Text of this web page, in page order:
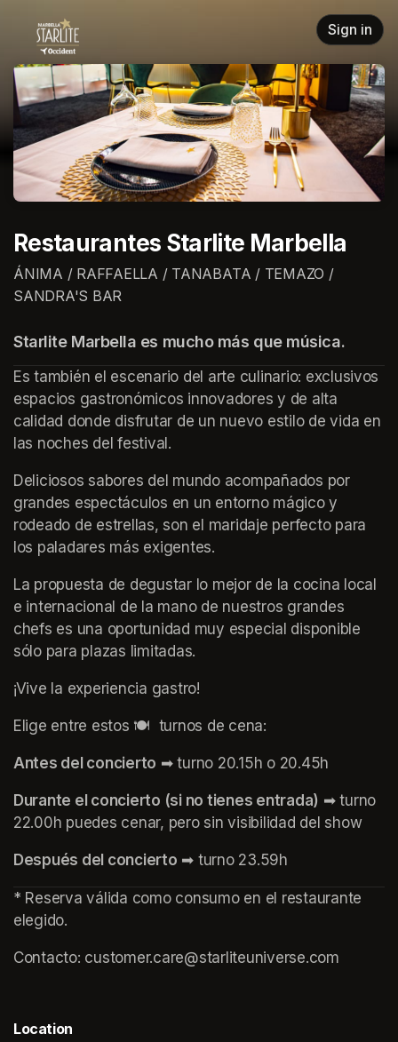
Sign in
Restaurantes Starlite Marbella
ÁNIMA / RAFFAELLA / TANABATA / TEMAZO /
SANDRA'S BAR
Starlite Marbella es mucho más que música.
Es también el escenario del arte culinario: exclusivos
espacios gastronómicos innovadores y de alta
calidad donde disfrutar de un nuevo estilo de vida en
las noches del festival.
Deliciosos sabores del mundo acompañados por
grandes espectáculos en un entorno mágico y
rodeado de estrellas, son el maridaje perfecto para
los paladares más exigentes.
La propuesta de degustar lo mejor de la cocina local
e internacional de la mano de nuestros grandes
chefs es una oportunidad muy especial disponible
sólo para plazas limitadas.
¡Vive la experiencia gastro!
Elige entre estos 🍽️  turnos de cena:
Antes del concierto ➡ turno 20.15h o 20.45h
Durante el concierto (si no tienes entrada) ➡ turno
22.00h puedes cenar, pero sin visibilidad del show
Después del concierto ➡ turno 23.59h
* Reserva válida como consumo en el restaurante
elegido.
Contacto: customer.care@starliteuniverse.com
Location